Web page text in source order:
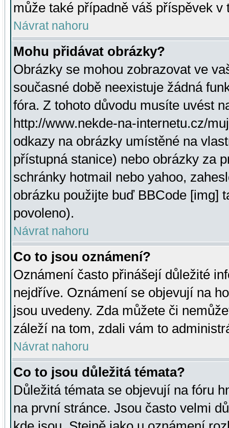
může také případně váš příspěvek v
Návrat nahoru
Mohu přidávat obrázky?
Obrázky se mohou zobrazovat ve
současné době neexistuje žádná
fóra. Z tohoto důvodu musíte uvést
http://www.nekde-na-internetu.cz/
odkazy na obrázky umístěné na
přístupná stanice) nebo obrázky za
schránky hotmail nebo yahoo,
obrázku použijte buď BBCode [img]
povoleno).
Návrat nahoru
Co to jsou oznámení?
Oznámení často přinášejí důležité
nejdříve. Oznámení se objevují na
jsou uvedeny. Zda můžete či
záleží na tom, zdali vám to
Návrat nahoru
Co to jsou důležitá témata?
Důležitá témata se objevují na fóru
na první stránce. Jsou často velmi